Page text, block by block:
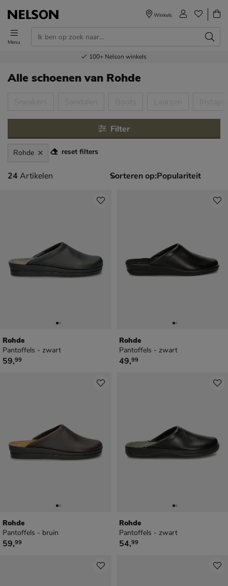
Menu
Winkels
Voor 23.00u besteld,volgende dag in huis
Gratisverzending en retour
Bestel nu,betaal later
100+ Nelson winkels
Alle schoenenvan Rohde
Filter
Rohde reset filters
24 artikelen
24 Artikelen Sorteren op:
Rohde
Pantoffels - zwart
€ 59,99
59,99
Rohde
Pantoffels - zwart
€ 49,99
49,99
Rohde
Pantoffels - bruin
€ 59,99
59,99
Rohde
Pantoffels - zwart
€ 54,99
54,99